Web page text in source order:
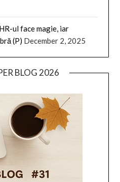
ul face magie, iar
(P) December 2, 2025
BLOG 2026